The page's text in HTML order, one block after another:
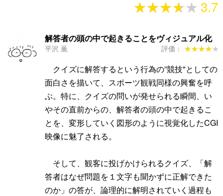
★★★★★
★★★★★ 3.7
解答者の頭の中で起きることをヴィジュアル化
平沢 薫 評価： ★★★★★
★★★★★
クイズに解答するという行為の”競技"としての
面白さを描いて、スポーツ観戦同様の興奮を呼
ぶ。特に、クイズの問いが発せられる瞬間、い
やその直前からの、解答者の頭の中で起きるこ
とを、変形していく図形のように視覚化したCGI
映像に魅了される。
そして、観客に投げかけられるクイズ、「解
答者はなぜ問題を１文字も聞かずに正解できた
のか」の答が、論理的に解明されていく過程も